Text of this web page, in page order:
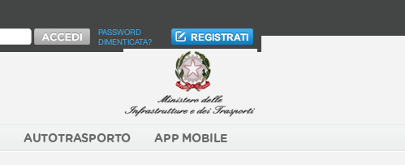
PASSWORD
DIMENTICATA?
AUTOTRASPORTO APP MOBILE